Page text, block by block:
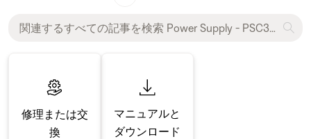
修理または交
換
マニュアルと
ダウンロード